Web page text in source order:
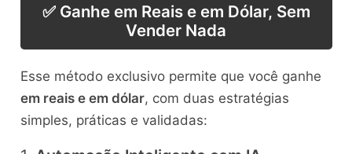
✅ Ganhe em Reais e em Dólar, Sem
Vender Nada
Esse método exclusivo permite que você ganhe
em reais e em dólar, com duas estratégias
simples, práticas e validadas: